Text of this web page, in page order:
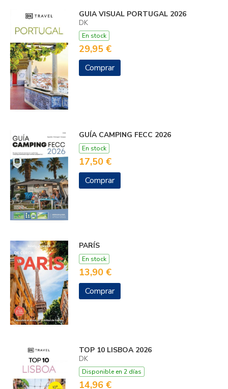
GUIA VISUAL PORTUGAL 2026
DK
En stock
29,95 €
Comprar
GUÍA CAMPING FECC 2026
En stock
17,50 €
Comprar
PARÍS
En stock
13,90 €
Comprar
TOP 10 LISBOA 2026
DK
Disponible en 2 días
14,96 €